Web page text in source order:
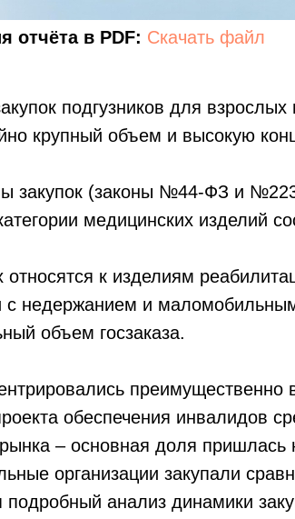
отчёта в PDF: Скачать файл
подгузников для взрослых
крупный объем и высокую
закупок (законы №44-ФЗ и
медицинских изделий
относятся к изделиям
с недержанием и
объем госзаказа.
преимущественно
обеспечения инвалидов
– основная доля пришлась
организации закупали
анализ динамики